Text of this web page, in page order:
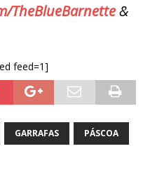
TheBlueBarnette&
feed=1]
GARRAFAS PÁSCOA